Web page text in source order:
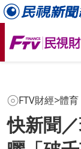
FTV財經>體育
快新聞